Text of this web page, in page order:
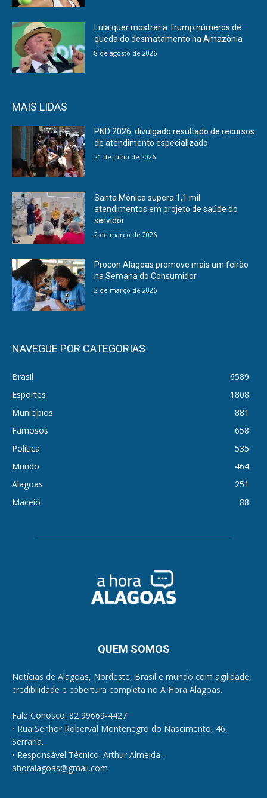
Lula quer mostrar a Trump números de
queda do desmatamento na Amazônia
8 de agosto de 2026
MAIS LIDAS
PND 2026: divulgado resultado de recursos
de atendimento especializado
21 de julho de 2026
Santa Mônica supera 1,1 mil
atendimentos em projeto de saúde do
servidor
2 de março de 2026
Procon Alagoas promove mais um feirão
na Semana do Consumidor
2 de março de 2026
NAVEGUE POR CATEGORIAS
Brasil
6589
Esportes
1808
Municípios
881
Famosos
658
Política
535
Mundo
464
Alagoas
251
Maceió
88
QUEM SOMOS
Notícias de Alagoas, Nordeste, Brasil e mundo com agilidade,
credibilidade e cobertura completa no A Hora Alagoas.
Fale Conosco: 82 99669-4427
• Rua Senhor Roberval Montenegro do Nascimento, 46,
Serraria.
• Responsável Técnico: Arthur Almeida -
ahoralagoas@gmail.com